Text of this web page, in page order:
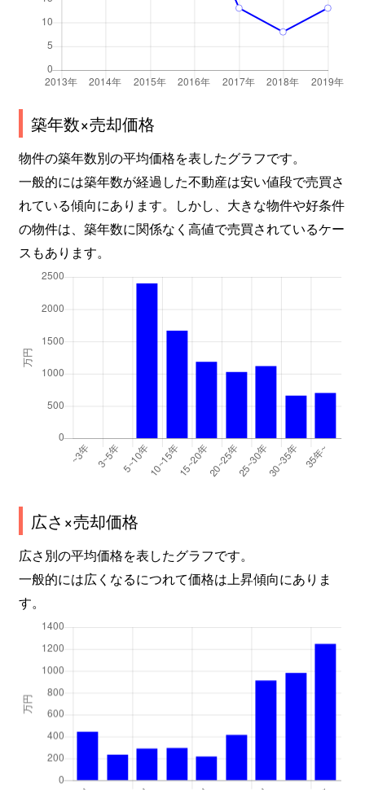
築年数×売却価格
物件の築年数別の平均価格を表したグラフです。
一般的には築年数が経過した不動産は安い値段で売買さ
れている傾向にあります。しかし、大きな物件や好条件
の物件は、築年数に関係なく高値で売買されているケー
スもあります。
広さ×売却価格
広さ別の平均価格を表したグラフです。
一般的には広くなるにつれて価格は上昇傾向にありま
す。